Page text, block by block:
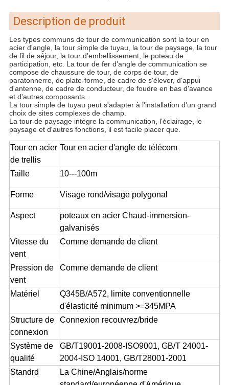
Description de produit
Les types communs de tour de communication sont la tour en
acier d'angle, la tour simple de tuyau, la tour de paysage, la tour
de fil de séjour, la tour d'embellissement, le poteau de
participation, etc. La tour de fer d'angle de communication se
compose de chaussure de tour, de corps de tour, de
paratonnerre, de plate-forme, de cadre de s'élever, d'appui
d'antenne, de cadre de conducteur, de foudre en bas d'avance
et d'autres composants.
La tour simple de tuyau peut s'adapter à l'installation d'un grand
choix de sites complexes de champ.
La tour de paysage intègre la communication, l'éclairage, le
paysage et d'autres fonctions, il est facile placer que.
Tour en acier
de trellis
Tour en acier d'angle de télécom
Taille 10---100m
Forme Visage rond/visage polygonal
Aspect
poteaux en acier Chaud-immersion-
galvanisés
Vitesse du
vent
Comme demande de client
Pression de
vent
Comme demande de client
Matériel
Q345B/A572, limite conventionnelle
d'élasticité minimum >=345MPA
Structure de
connexion
Connexion recouvrez/bride
Système de
qualité
GB/T19001-2008-ISO9001, GB/T 24001-
2004-ISO 14001, GB/T28001-2001
Standrd
La Chine/Anglais/norme